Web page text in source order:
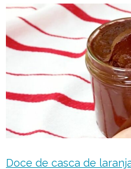
Doce de casca de